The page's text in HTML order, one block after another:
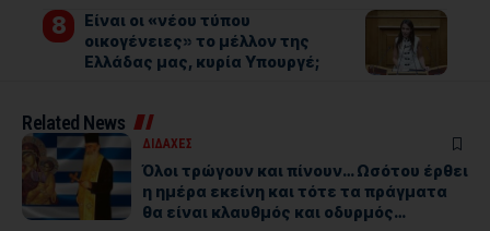
Είναι οι «νέου τύπου
οικογένειες» το μέλλον της
Ελλάδας μας, κυρία Υπουργέ;
Related News
ΔΙΔΑΧΕΣ
Όλοι τρώγουν και πίνουν… Ωσότου έρθει
η ημέρα εκείνη και τότε τα πράγματα
θα είναι κλαυθμός και οδυρμός…